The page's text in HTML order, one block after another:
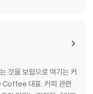
고 간 선물 133·제1차 커피
커피붐 138·붐을 뒷받침한
141
것을 보람으로 여기는 커
Coffee 대표. 커피 관련